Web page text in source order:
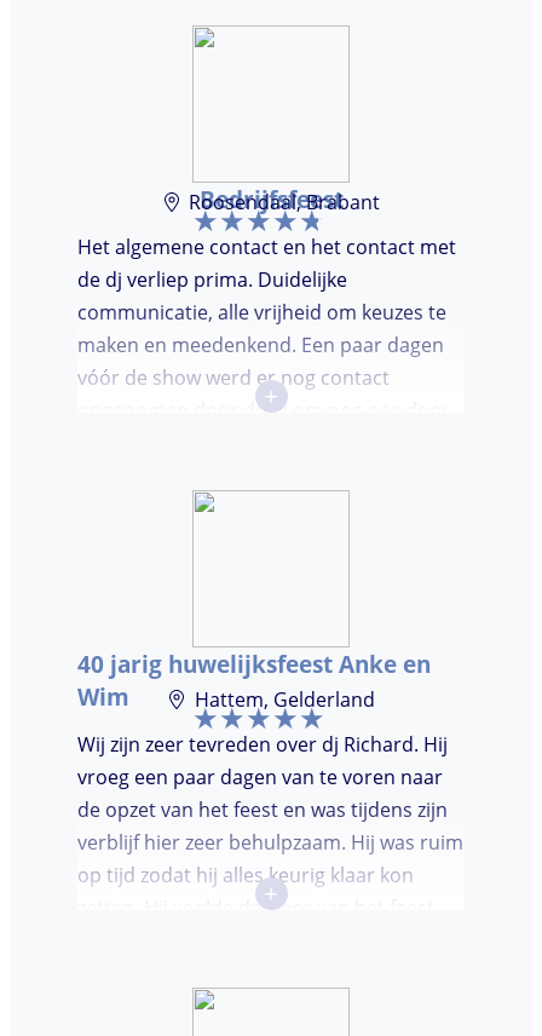
Bedrijfsfeest
Roosendaal, Brabant
Het algemene contact en het contact met
de dj verliep prima. Duidelijke
communicatie, alle vrijheid om keuzes te
maken en meedenkend. Een paar dagen
vóór de show werd er nog contact
opgenomen door de dj om nog eea door
met een klein clubje mensen en dat had
moest worden. Er was de mogelijkheid om
verzoeknummers aan te vragen.
+
40 jarig huwelijksfeest Anke en
Wim
Hattem, Gelderland
Wij zijn zeer tevreden over dj Richard. Hij
vroeg een paar dagen van te voren naar
de opzet van het feest en was tijdens zijn
verblijf hier zeer behulpzaam. Hij was ruim
op tijd zodat hij alles keurig klaar kon
zetten. Hij voelde de sfeer van het feest
doorpraatte. Het was heel leuk dat er
+